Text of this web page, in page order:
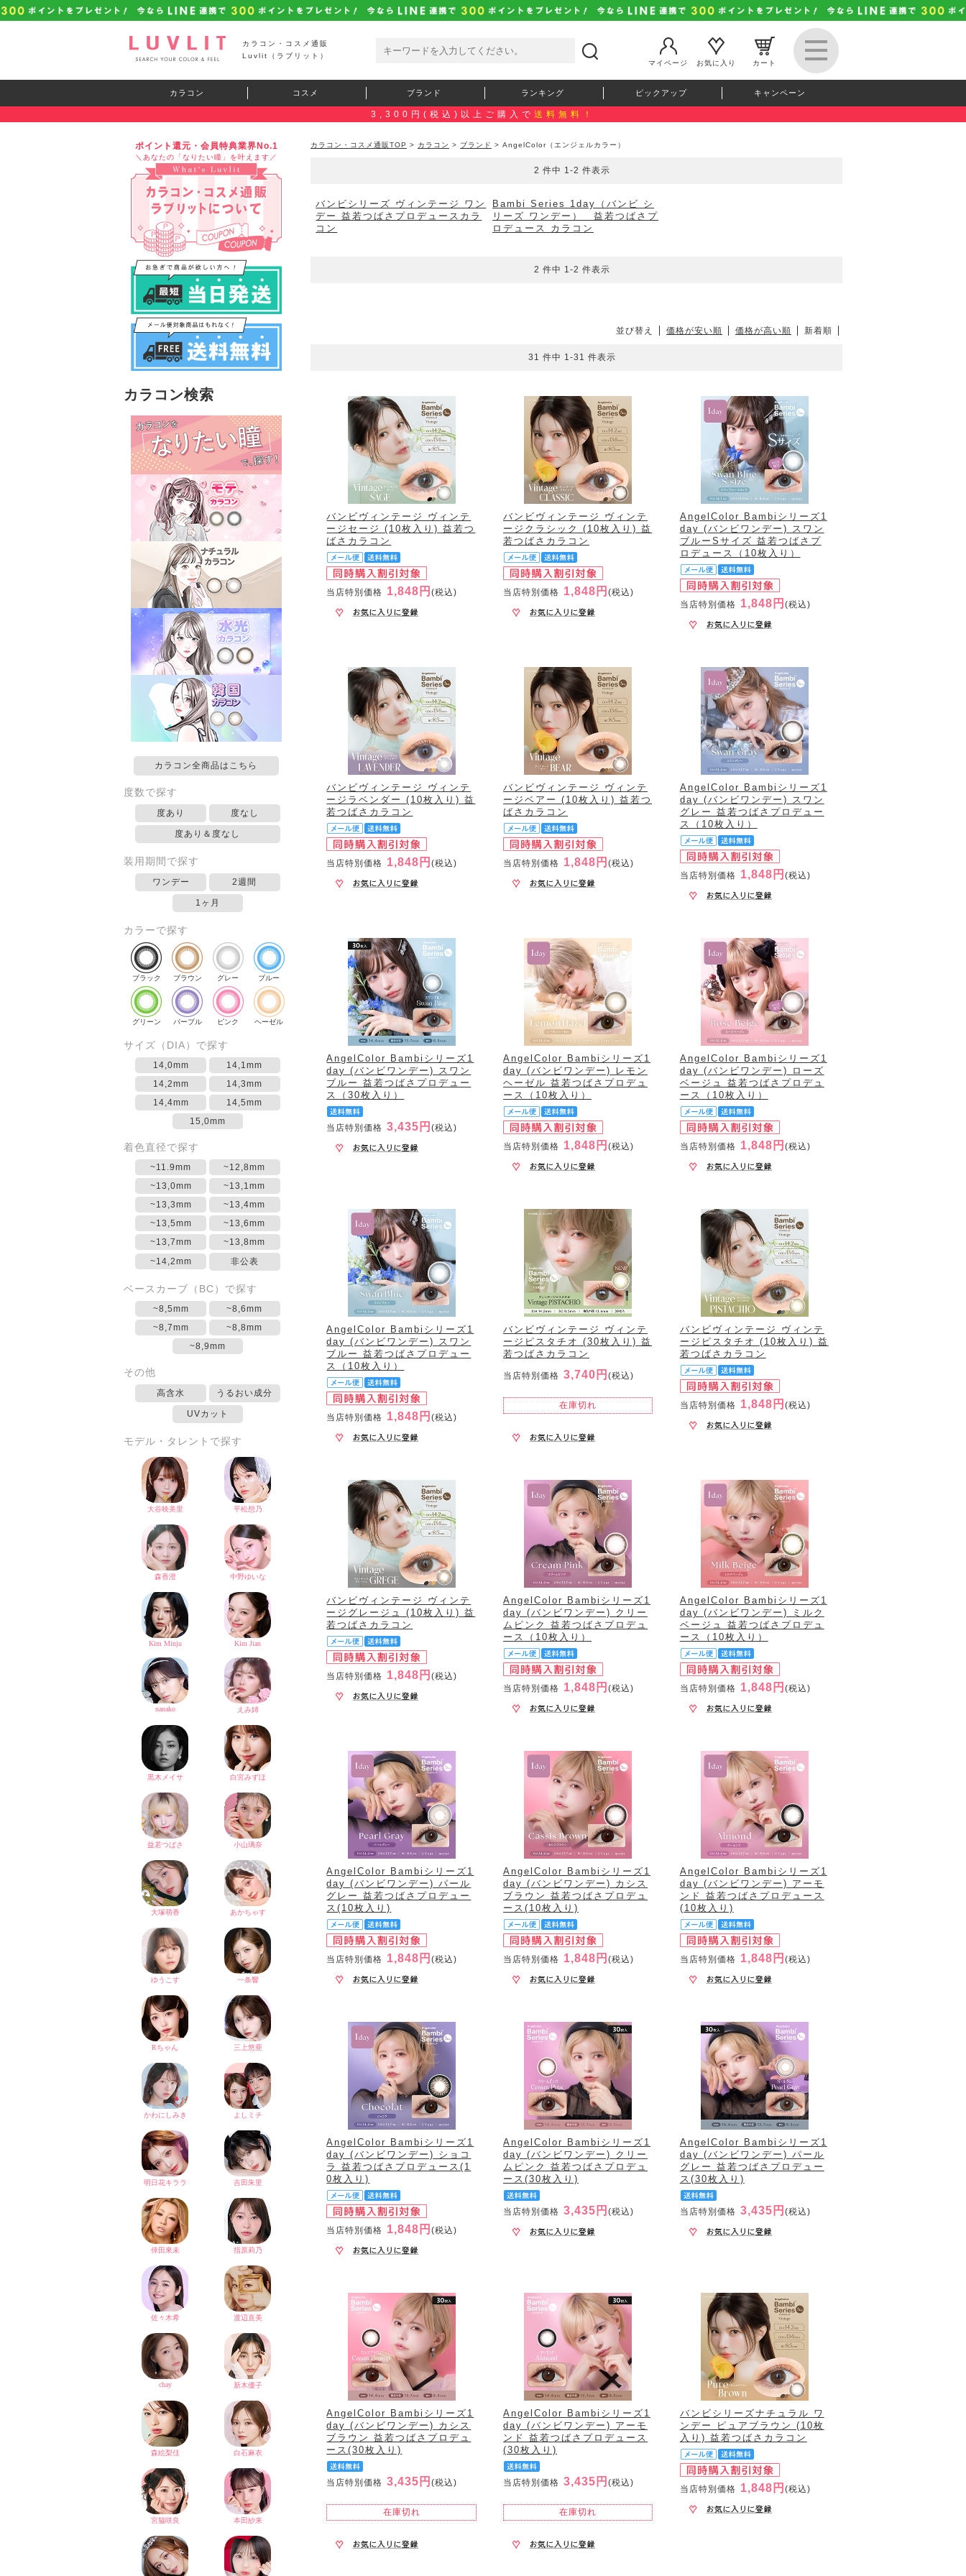
カラコン・コスメ通販
Luvlit（ラブリット）
マイページ
お気に入り カート
カラコン コスメ ブランド ランキング ピックアップ キャンペーン
3,300円(税込)以上ご購入で 送料無料！
ポイント還元・会員特典業界No.1
＼あなたの「なりたい瞳」を叶えます／
カラコン検索
カラコン全商品はこちら
度数で探す
度あり 度なし
度あり＆度なし
装用期間で探す
ワンデー 2週間
1ヶ月
カラーで探す
ブラック ブラウン グレー ブルー
グリーン パープル ピンク ヘーゼル
サイズ（DIA）で探す
14,0mm
14,1mm
14,2mm
14,3mm
14,4mm
14,5mm
15,0mm
着色直径で探す
~11.9mm
~12,8mm
~13,0mm
~13,1mm
~13,3mm
~13,4mm
~13,5mm
~13,6mm
~13,7mm
~13,8mm
~14,2mm
非公表
ベースカーブ（BC）で探す
~8,5mm
~8,6mm
~8,7mm
~8,8mm
~8,9mm
その他
高含水 うるおい成分
UVカット
モデル・タレントで探す
カラコン・コスメ通販TOP > カラコン > ブランド > AngelColor（エンジェルカラー）
2 件中 1-2 件表示
バンビシリーズ ヴィンテージ ワン
デー 益若つばさプロデュースカラ
コン
Bambi Series 1day（バンビ シ
リーズ ワンデー） 益若つばさプ
ロデュース カラコン
2 件中 1-2 件表示
並び替え 価格が安い順 価格が高い順 新着順
31 件中 1-31 件表示
バンビヴィンテージ ヴィンテ
ージセージ (10枚入り) 益若つ
ばさカラコン
当店特別価格 1,848円(税込)
バンビヴィンテージ ヴィンテ
ージクラシック (10枚入り) 益
若つばさカラコン
当店特別価格 1,848円(税込)
AngelColor Bambiシリーズ1
day (バンビワンデー) スワン
ブルーSサイズ 益若つばさプ
ロデュース（10枚入り）
当店特別価格 1,848円 (税込)
バンビヴィンテージ ヴィンテ
ージラベンダー (10枚入り) 益
若つばさカラコン
当店特別価格 1,848円(税込)
バンビヴィンテージ ヴィンテ
ージベアー (10枚入り) 益若つ
ばさカラコン
当店特別価格 1,848円(税込)
AngelColor Bambiシリーズ1
day (バンビワンデー) スワン
グレー 益若つばさプロデュー
ス（10枚入り）
当店特別価格 1,848円 (税込)
AngelColor Bambiシリーズ1
day (バンビワンデー) スワン
ブルー 益若つばさプロデュー
ス（30枚入り）
当店特別価格 3,435円(税込)
AngelColor Bambiシリーズ1
day (バンビワンデー) レモン
ヘーゼル 益若つばさプロデュ
ース（10枚入り）
当店特別価格 1,848円(税込)
AngelColor Bambiシリーズ1
day (バンビワンデー) ローズ
ベージュ 益若つばさプロデュ
ース（10枚入り）
当店特別価格 1,848円 (税込)
AngelColor Bambiシリーズ1
day (バンビワンデー) スワン
ブルー 益若つばさプロデュー
ス（10枚入り）
当店特別価格 1,848円(税込)
バンビヴィンテージ ヴィンテ
ージピスタチオ (30枚入り) 益
若つばさカラコン
当店特別価格 3,740円(税込)
在庫切れ
バンビヴィンテージ ヴィンテ
ージピスタチオ (10枚入り) 益
若つばさカラコン
当店特別価格 1,848円 (税込)
バンビヴィンテージ ヴィンテ
ージグレージュ (10枚入り) 益
若つばさカラコン
当店特別価格 1,848円(税込)
AngelColor Bambiシリーズ1
day (バンビワンデー) クリー
ムピンク 益若つばさプロデュ
ース（10枚入り）
当店特別価格 1,848円(税込)
AngelColor Bambiシリーズ1
day (バンビワンデー) ミルク
ベージュ 益若つばさプロデュ
ース（10枚入り）
当店特別価格 1,848円 (税込)
AngelColor Bambiシリーズ1
day (バンビワンデー) パール
グレー 益若つばさプロデュー
ス(10枚入り)
当店特別価格 1,848円(税込)
AngelColor Bambiシリーズ1
day (バンビワンデー) カシス
ブラウン 益若つばさプロデュ
ース(10枚入り)
当店特別価格 1,848円(税込)
AngelColor Bambiシリーズ1
day (バンビワンデー) アーモ
ンド 益若つばさプロデュース
(10枚入り)
当店特別価格 1,848円 (税込)
AngelColor Bambiシリーズ1
day (バンビワンデー) ショコ
ラ 益若つばさプロデュース(1
0枚入り)
当店特別価格 1,848円(税込)
AngelColor Bambiシリーズ1
day (バンビワンデー) クリー
ムピンク 益若つばさプロデュ
ース(30枚入り)
当店特別価格 3,435円(税込)
AngelColor Bambiシリーズ1
day (バンビワンデー) パール
グレー 益若つばさプロデュー
ス(30枚入り)
当店特別価格 3,435円 (税込)
AngelColor Bambiシリーズ1
day (バンビワンデー) カシス
ブラウン 益若つばさプロデュ
ース(30枚入り)
当店特別価格 3,435円(税込)
在庫切れ
AngelColor Bambiシリーズ1
day (バンビワンデー) アーモ
ンド 益若つばさプロデュース
(30枚入り)
当店特別価格 3,435円(税込)
在庫切れ
バンビシリーズナチュラル ワ
ンデー ピュアブラウン (10枚
入り) 益若つばさカラコン
当店特別価格 1,848円 (税込)